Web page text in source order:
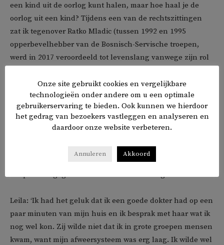
een kind uit de oorlog kunt halen, maar hoe haal je de
oorlog uit een kind? Tijdens een van de rechtszittingen
zat ik tegenover Ratko Mladic (tussen 1992 en 1995
opperbevelhebber van de Bosnisch-Servische troepen,
werd in 2017 veroordeeld tot levenslang vanwege zijn rol
niets. Toen wist ik dat ik werkelijk vrij was. Tijdens mijn
herstel keek ik naar het nieuws en dacht ik: ‘Kinderen in
Syrië en Jemen maken nu hetzelfde mee, hen staat
hetzelfde lot te wachten’. Veel kinderen komen naar
onderzocht worden. Dat zou de staat veel zorgkosten
schelen, maar ik wil ook bewustwording van wat voor troep
er op elkaar gegooid wordt en dat dat nooit geoorloofd is.’
Leila: ‘Ik had het geluk dat ik een goede dokter had op een
paar minuten van mijn huis en ik besprak met haar wat ik
nog wel kon. Zij wilde niet dat ik in grote groepen mensen
kwam, want mijn afweersysteem was erg laag. Ik wilde wel
Onze site gebruikt cookies en vergelijkbare
technologieën onder andere om u een optimale
gebruikerservaring te bieden. Ook kunnen we hierdoor
het gedrag van bezoekers vastleggen en analyseren en
daardoor onze website verbeteren.
Annuleren Akkoord